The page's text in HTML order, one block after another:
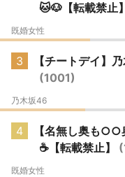
🐱🐶【転載禁止】
既婚女性
3
【チートデイ】
(1001)
乃木坂46
4
【名無し奥も○○
☕️【転載禁止】
既婚女性